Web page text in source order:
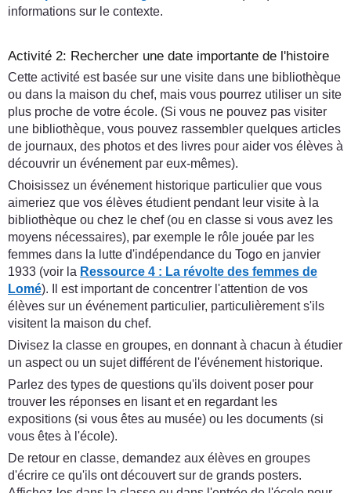
informations sur le contexte.
Activité 2: Rechercher une date importante de l'histoire
Cette activité est basée sur une visite dans une bibliothèque
ou dans la maison du chef, mais vous pourrez utiliser un site
plus proche de votre école. (Si vous ne pouvez pas visiter
une bibliothèque, vous pouvez rassembler quelques articles
de journaux, des photos et des livres pour aider vos élèves à
découvrir un événement par eux-mêmes).
Choisissez un événement historique particulier que vous
aimeriez que vos élèves étudient pendant leur visite à la
bibliothèque ou chez le chef (ou en classe si vous avez les
moyens nécessaires), par exemple le rôle jouée par les
femmes dans la lutte d'indépendance du Togo en janvier
1933 (voir la Ressource 4 : La révolte des femmes de
Lomé). Il est important de concentrer l'attention de vos
élèves sur un événement particulier, particulièrement s'ils
visitent la maison du chef.
Divisez la classe en groupes, en donnant à chacun à étudier
un aspect ou un sujet différent de l'événement historique.
Parlez des types de questions qu'ils doivent poser pour
trouver les réponses en lisant et en regardant les
expositions (si vous êtes au musée) ou les documents (si
vous êtes à l'école).
De retour en classe, demandez aux élèves en groupes
d'écrire ce qu'ils ont découvert sur de grands posters.